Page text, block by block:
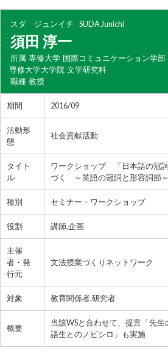
スダ ジュンイチ SUDA Junichi
須田 淳一
所属 専修大学 国際コミュニケーション学部
専修大学大学院 文学研究科
職種 教授
期間 2016/09
活動形
態
社会貢献活動
タイト
ル
ワークショップ 「日本語の冠
づく ～英語の冠詞と形容詞節～
種別 セミナー・ワークショップ
役割 講師,企画
主催
者・発
行元
文法授業づくりネットワーク
対象 教育関係者,研究者
概要
当該WSと合わせて、提言「先
語生とのノビシロ」も実施